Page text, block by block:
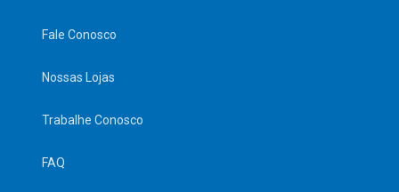
Fale Conosco
Nossas Lojas
Trabalhe Conosco
FAQ